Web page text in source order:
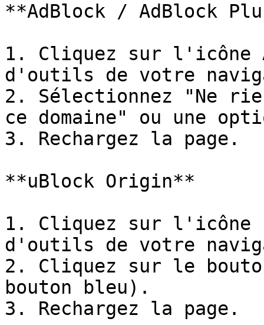
**AdBlock / AdBlock
1. Cliquez sur l'icône
d'outils de votre
2. Sélectionnez "Ne
ce domaine" ou une
3. Rechargez la page.
**uBlock Origin**
1. Cliquez sur l'icône
d'outils de votre
2. Cliquez sur le
bouton bleu).
3. Rechargez la page.